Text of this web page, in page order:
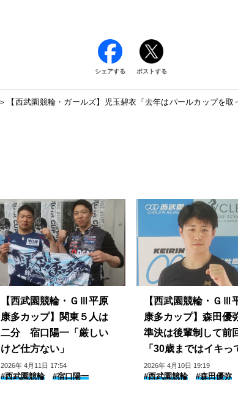
シェアする ポストする
【西武園競輪・ガールズ】児玉碧衣「去年はパールカップを
【西武園競輪・ＧⅢ平原
康多カップ】関東５人は
二分 宿口陽一「厳しい
けど仕方ない」
2026年 4月11日 17:54
#西武園競輪 #宿口陽一
【西武園競輪・ＧⅢ
康多カップ】森田優
準決は後輩制して前
「30歳まではイキっ
たい」
2026年 4月10日 19:19
#西武園競輪 #森田優弥